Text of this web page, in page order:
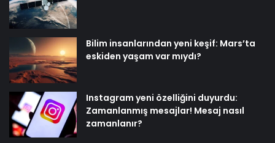
Bilim insanlarından yeni keşif: Mars’ta
eskiden yaşam var mıydı?
Instagram yeni özelliğini duyurdu:
Zamanlanmış mesajlar! Mesaj nasıl
zamanlanır?